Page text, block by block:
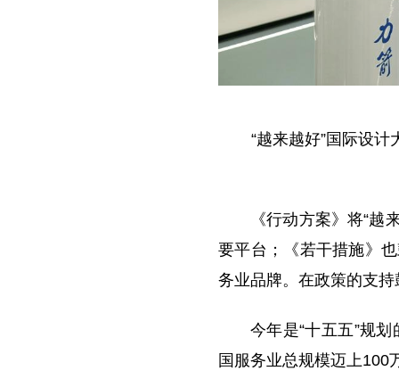
“越来越好”国际设
《行动方案》将“
要平台；《若干措施》
务业品牌。在政策的支
今年是“十五五”规
国服务业总规模迈上100